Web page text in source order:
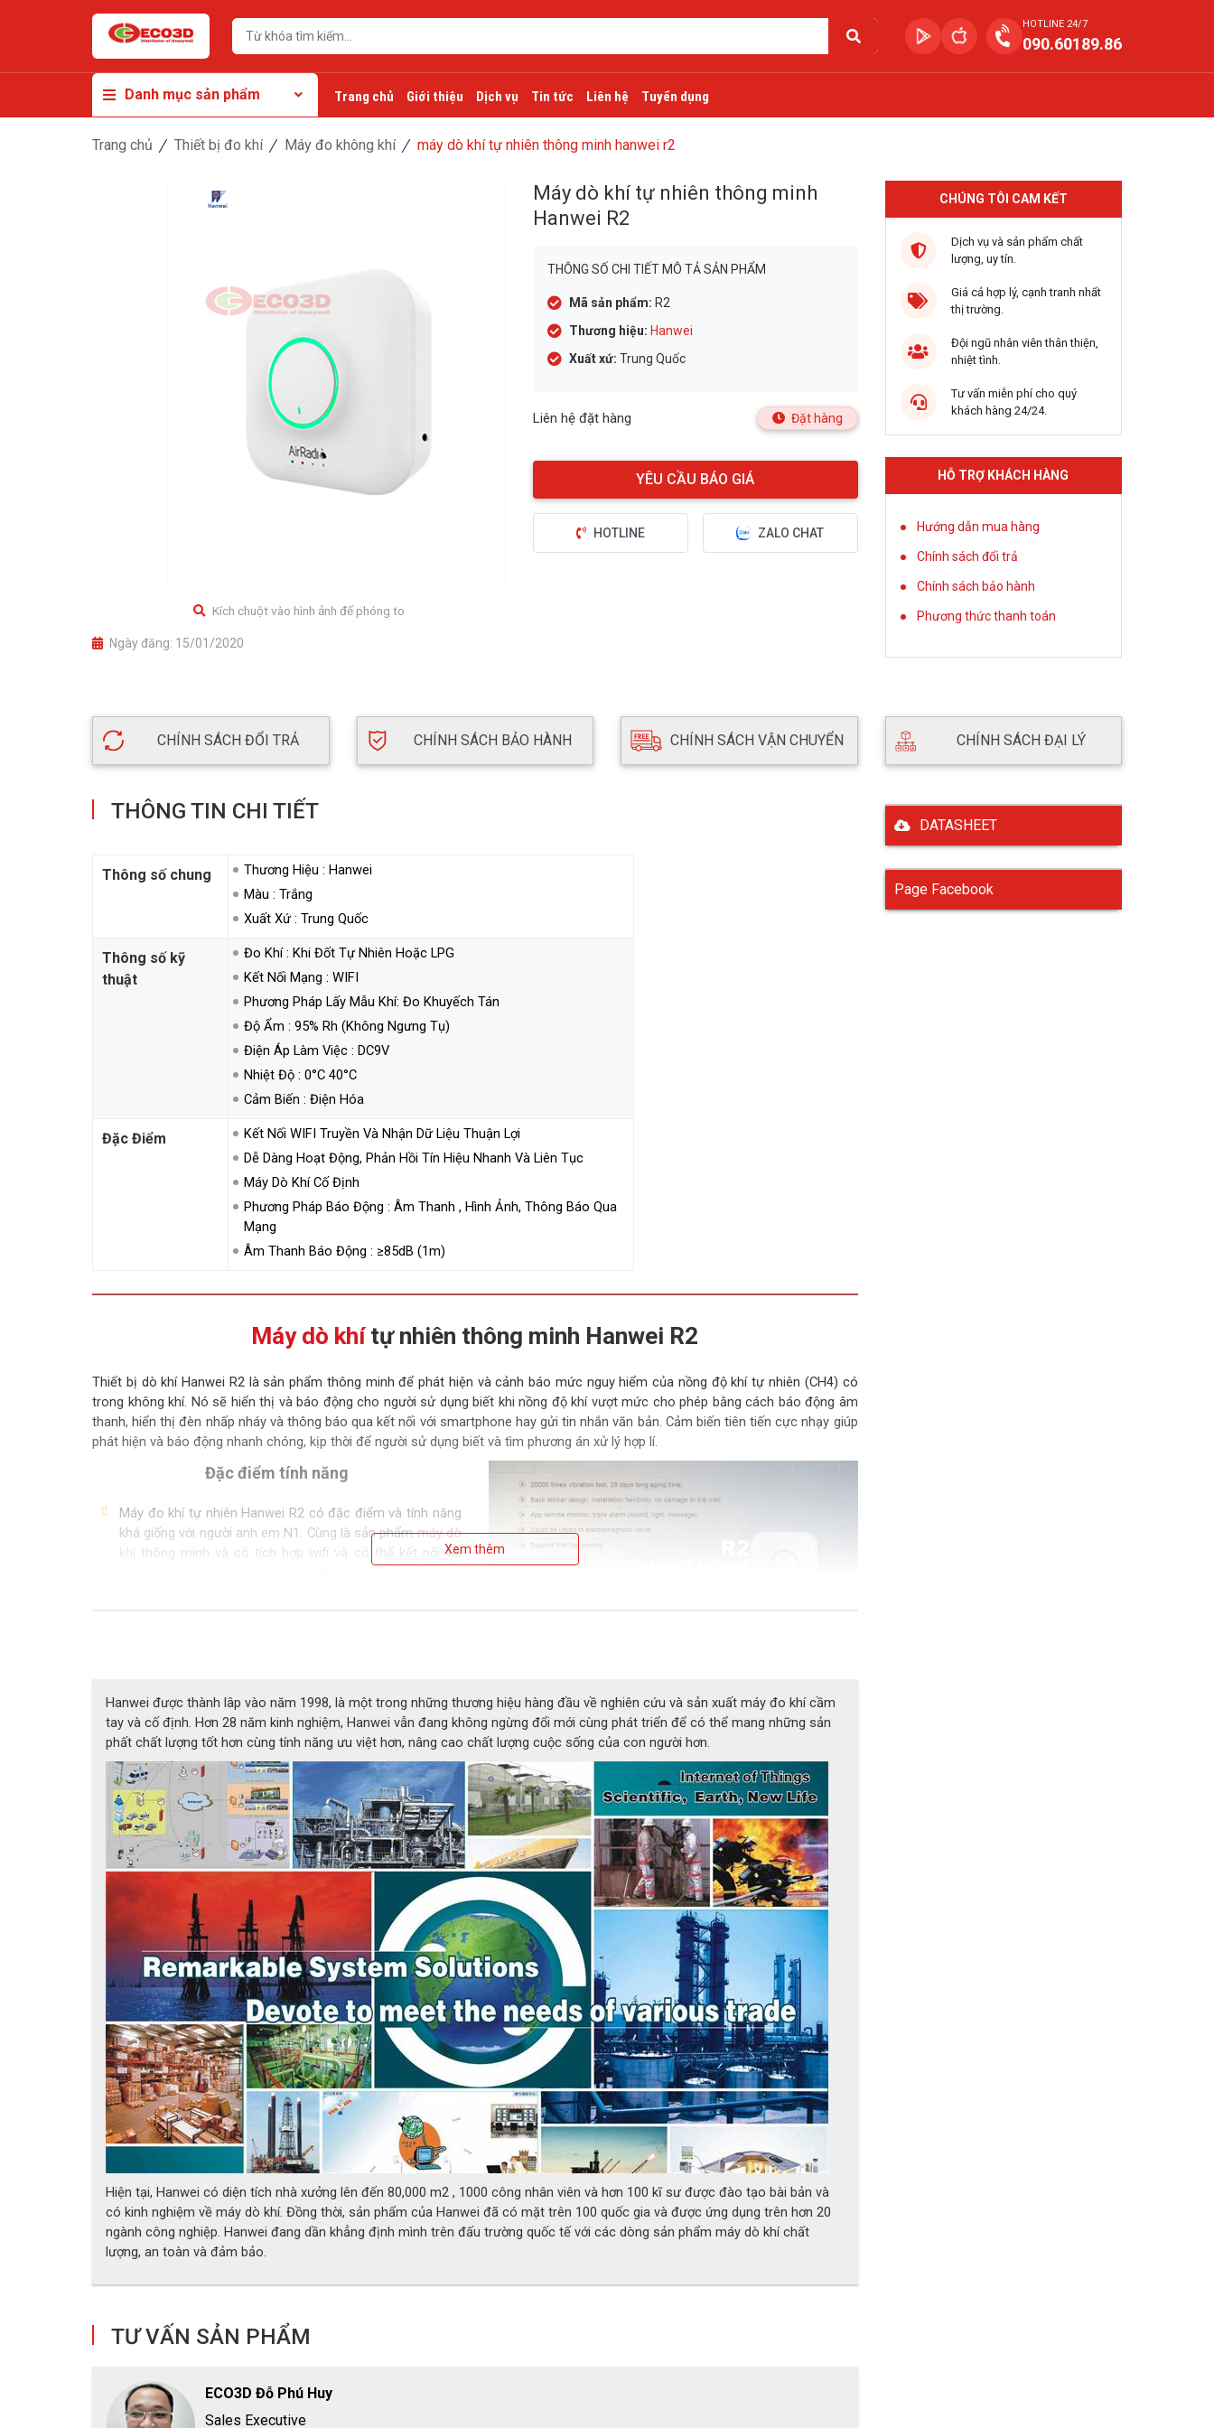
HOTLINE 24/7
090.60189.86
Danh mục sản phẩm Trang chủ Giới thiệu Dịch vụ Tin tức Liên hệ Tuyển dụng
Trang chủ Thiết bị đo khí Máy đo không khí máy dò khí tự nhiên thông minh hanwei r2
Kích chuột vào hình ảnh để phóng to
Ngày đăng: 15/01/2020
Máy dò khí tự nhiên thông minh
Hanwei R2
THÔNG SỐ CHI TIẾT MÔ TẢ SẢN PHẨM
Mã sản phẩm: R2
Thương hiệu: Hanwei
Xuất xứ: Trung Quốc
Liên hệ đặt hàng Đặt hàng
HOTLINE ZALO CHAT
CHÚNG TÔI CAM KẾT
Dịch vụ và sản phẩm chất
lượng, uy tín.
Giá cả hợp lý, cạnh tranh nhất
thị trường.
Đội ngũ nhân viên thân thiện,
nhiệt tình.
Tư vấn miễn phí cho quý
khách hàng 24/24.
HỖ TRỢ KHÁCH HÀNG
Hướng dẫn mua hàng
Chính sách đổi trả
Chính sách bảo hành
Phương thức thanh toán
CHÍNH SÁCH ĐỔI TRẢ CHÍNH SÁCH BẢO HÀNH CHÍNH SÁCH VẬN CHUYỂN CHÍNH SÁCH ĐẠI LÝ
THÔNG TIN CHI TIẾT
Thông số chung
Thương Hiệu : Hanwei
Màu : Trắng
Xuất Xứ : Trung Quốc
Thông số kỹ
thuật
Đo Khí : Khi Đốt Tự Nhiên Hoặc LPG
Kết Nối Mạng : WIFI
Phương Pháp Lấy Mẫu Khí: Đo Khuyếch Tán
Độ Ẩm : 95% Rh (không Ngưng Tụ)
Điện Áp Làm Việc : DC9V
Nhiệt Độ : 0°C 40°C
Cảm Biến : Điện Hóa
Đặc Điểm
Kết Nối WIFI Truyền Và Nhận Dữ Liệu Thuận Lợi
Dễ Dàng Hoạt Động, Phản Hồi Tín Hiệu Nhanh Và Liên Tục
Máy Dò Khí Cố Định
Phương Pháp Báo Động : Âm Thanh , Hình Ảnh, Thông Báo Qua
Mạng
Âm Thanh Báo Động : ≥85dB (1m)
Máy dò khítự nhiên thông minh Hanwei R2
Thiết bị dò khí Hanwei R2 là sản phẩm thông minh để phát hiện và cảnh báo mức nguy hiểm của nồng độ khí tự nhiên (CH4) có
trong không khí. Nó sẽ hiển thị và báo động cho người sử dụng biết khi nồng độ khí vượt mức cho phép bằng cách báo động âm
thanh, hiển thị đèn nhấp nháy và thông báo qua kết nối với smartphone hay gửi tin nhắn văn bản. Cảm biến tiên tiến cực nhạy giúp
phát hiện và báo động nhanh chóng, kịp thời để người sử dụng biết và tìm phương án xử lý hợp lí.
Đặc điểm tính năng
Máy đo khí tự nhiên Hanwei R2 có đặc điểm và tính năng
khá giống với người anh em N1. Cùng là sản phẩmmáy dò
khí thông minh và có tích hợp wifi và có thể kết nối với
Thiết bị dò khí hanwei R2 còn có chức năng van chiều ra.
Ứng dụng và lưu ý khi sử dụng
Ứng dụng : Vì là một sản phẩmmáy dò khícố định giống
với người anh em N1 của mình thì R2 cũng được ứng dụng
trong những môi trường làm việc sạch sẽ như : văn
phòng, nhà bếp, căn hộ, trường học, thư viện, khách sạn,
canteen ...v...v...
Lưu ý khi sử dụng : R2 không phù hợp với những môi
trường làm việc bụi bẩn hay quá khắc nghiệt, cần được
bảo quản sạch sẽ, mang đến nhà phân phối khi phát hiện
máy bị lỗi lầm hay hỏng hóc.
Thông số kỹ thuật
Xem thêm
Hanwei được thành lâp vào năm 1998, là một trong những thương hiệu hàng đầu về nghiên cứu và sản xuất máy đo khí cầm
tay và cố định. Hơn 28 năm kinh nghiệm, Hanwei vẫn đang không ngừng đổi mới cùng phát triển để có thể mang những sản
phất chất lượng tốt hơn cùng tính năng ưu việt hơn, nâng cao chất lượng cuộc sống của con người hơn.
Hiện tại, Hanwei có diện tích nhà xưởng lên đến 80,000 m2 , 1000 công nhân viên và hơn 100 kĩ sư được đào tạo bài bản và
có kinh nghiệm về máy dò khí. Đồng thời, sản phẩm của Hanwei đã có mặt trên 100 quốc gia và được ứng dụng trên hơn 20
ngành công nghiệp. Hanwei đang dần khẳng định mình trên đấu trường quốc tế với các dòng sản phẩm máy dò khí chất
lượng, an toàn và đảm bảo.
TƯ VẤN SẢN PHẨM
ECO3D Đỗ Phú Huy
Sales Executive
DATASHEET
Page Facebook